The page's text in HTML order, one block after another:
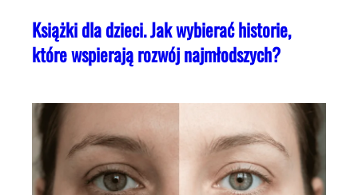
Książki dla dzieci. Jak wybierać historie,
które wspierają rozwój najmłodszych?